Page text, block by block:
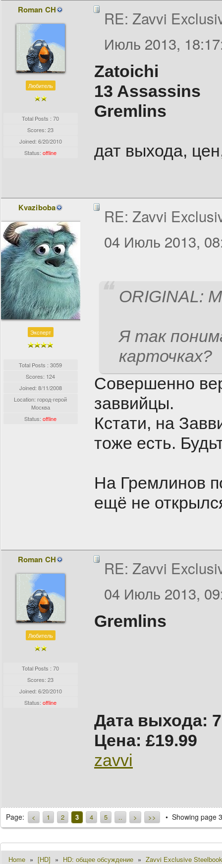
Roman CH
Любитель
Total Posts : 70
Scores: 23
Joined: 6/20/2010
Status:offline
RE: Zavvi
Июль 2013,
Zatoichi
13 Assassins
Gremlins
дат выхода,
Kvaziboba
Эксперт
Total Posts : 3059
Scores: 124
Joined: 8/11/2008
Location: город-герой
Москва
Status:offline
RE: Zavvi
04 Июль 2013,
ORIGINAL:
Я так
карточках?
Совершенно
заввийцы.
Кстати, на
тоже есть.
На Гремлинов
ещё не
Roman CH
Любитель
Total Posts : 70
Scores: 23
Joined: 6/20/2010
Status:offline
RE: Zavvi
04 Июль 2013,
Gremlins
Дата выхода:
Цена: £19.99
zavvi
Page: < 1 2 3 4 5 .. > >> Showing page
Home » [HD] » HD: общее обсуждение » Zavvi Exclusive